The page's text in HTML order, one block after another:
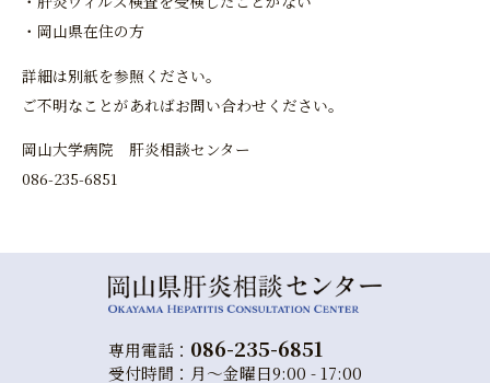
・岡山県在住の方
詳細は別紙を参照ください。
ご不明なことがあればお問い合わせください。
岡山大学病院 肝炎相談センター
086-235-6851
専用電話： 086-235-6851
受付時間：月～金曜日9:00 - 17:00